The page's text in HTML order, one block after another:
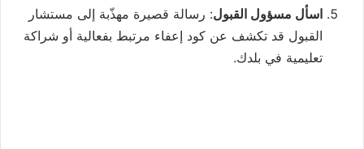
اسأل مسؤول القبول: رسالة قصيرة مهذّبة إلى مستشار
القبول قد تكشف عن كود إعفاء مرتبط بفعالية أو شراكة
تعليمية في بلدك.